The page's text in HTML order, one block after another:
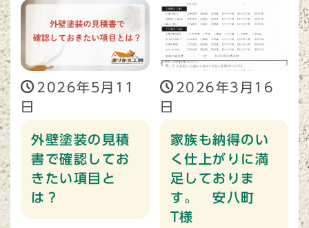
2026年5月11
日
外壁塗装の見積
書で確認してお
きたい項目と
は？
2026年3月16
日
家族も納得のい
く仕上がりに満
足しておりま
す。 安八町
T様